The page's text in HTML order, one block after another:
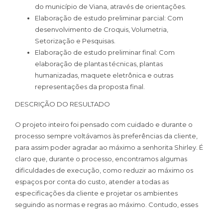
do município de Viana, através de orientações.
Elaboração de estudo preliminar parcial: Com
desenvolvimento de Croquis, Volumetria,
Setorização e Pesquisas.
Elaboração de estudo preliminar final: Com
elaboração de plantas técnicas, plantas
humanizadas, maquete eletrônica e outras
representações da proposta final.
DESCRIÇÃO DO RESULTADO
O projeto inteiro foi pensado com cuidado e durante o
processo sempre voltávamos às preferências da cliente,
para assim poder agradar ao máximo a senhorita Shirley. É
claro que, durante o processo, encontramos algumas
dificuldades de execução, como reduzir ao máximo os
espaços por conta do custo, atender a todas as
especificações da cliente e projetar os ambientes
seguindo as normas e regras ao máximo. Contudo, esses